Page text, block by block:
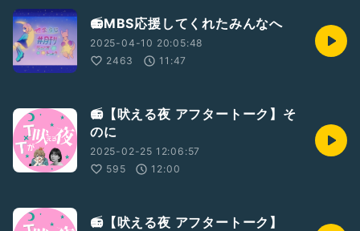
📻MBS応援してくれたみんなへ
2025-04-10 20:05:48
2463
11:47
📻【吠える夜 アフタートーク】そ
のに
2025-02-25 12:06:57
595
12:00
📻【吠える夜 アフタートーク】